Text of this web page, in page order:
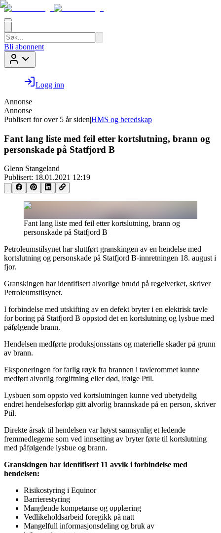
Bli abonnent
Logg inn
Annonse
Annonse
Publisert for over 5 år siden|HMS og beredskap
Fant lang liste med feil etter kortslutning, brann og
personskade på Statfjord B
Glenn Stangeland
Publisert: 18.01.2021 12:19
Fant lang liste med feil etter kortslutning, brann og
personskade på Statfjord B
Petroleumstilsynet har sluttført granskingen av en hendelse med
kortslutning og personskade på Statfjord B-innretningen 18. august i
fjor.
Granskingen har identifisert alvorlige brudd på regelverket, skriver
Petroleumstilsynet.
I forbindelse med utskifting av en defekt bryter i en elektrisk tavle
for boring på Statfjord B oppstod det en kortslutning og lysbue med
påfølgende brann.
Hendelsen medførte produksjonsstans og materielle skader på grunn
av brann.
Eksponeringen for farlig røyk fra brannen i tavlerommet kunne
medført alvorlig forgiftning eller død, ifølge Ptil.
Lysbuen som oppsto ved kortslutningen kunne ved ubetydelig
endret hendelsesforløp gitt alvorlig brannskade på en person, skriver
Ptil.
Direkte årsak til hendelsen var høyst sannsynlig et ledende
fremmedlegeme som ved innsetting av bryter førte til kortslutning
med påfølgende lysbue og brann.
Granskingen har identifisert 11 avvik i forbindelse med
hendelsen:
Risikostyring i Equinor
Barrierestyring
Manglende kompetanse og opplæring
Vedlikeholdsarbeid foregikk på natt
Mangelfull informasjonsdeling og bruk av